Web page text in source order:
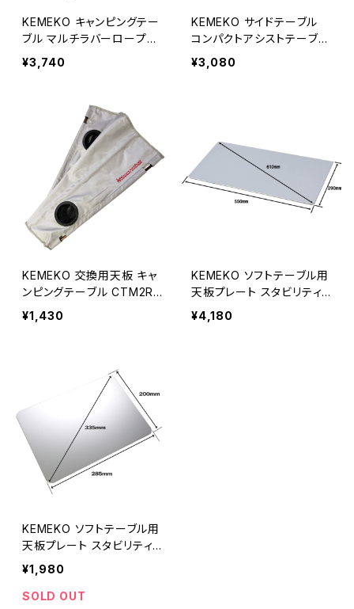
KEMEKO キャンピングテー
ブル マルチラバーロープ付
CTM2R ケメコ
¥3,740
KEMEKO サイドテーブル
コンパクトアシストテーブル
ケメコ
¥3,080
KEMEKO 交換用天板 キャ
ンピングテーブル CTM2R
専用 ※交換オプション品
¥1,430
KEMEKO ソフトテーブル用
天板プレート スタビリティ
¥4,180
KEMEKO ソフトテーブル用
天板プレート スタビリティ
ープレート Sサイズ ケメコ
¥1,980
SOLD OUT